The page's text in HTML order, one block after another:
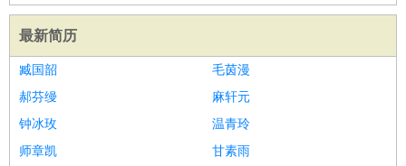
最新简历
臧国韶
毛茵漫
郝芬缦
麻轩元
钟冰玫
温青玲
师章凯
甘素雨